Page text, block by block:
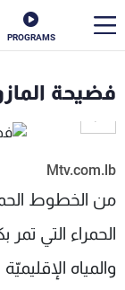
PROGRAMS
فضيحة
Mtv.com.lb
من الخطوط
الحمراء التي تمر
والمياه
سياسة
إقتصاد
منوعات